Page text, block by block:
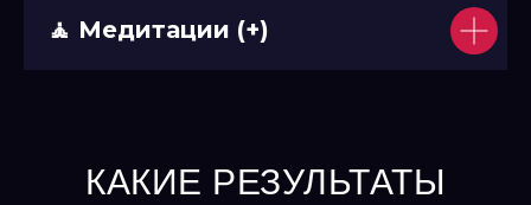
🧘 Медитации (+)
КАКИЕ РЕЗУЛЬТАТЫ